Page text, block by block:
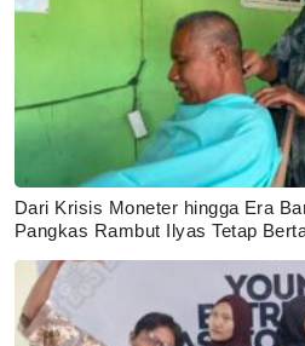
Dari Krisis Moneter hingga Era
Pangkas Rambut Ilyas Tetap